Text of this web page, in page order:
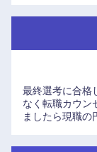
最終選考に合格
なく転職カウン
ましたら現職の